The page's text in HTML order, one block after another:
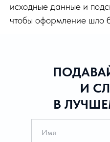
исходные данные и
чтобы оформление шло
И
В